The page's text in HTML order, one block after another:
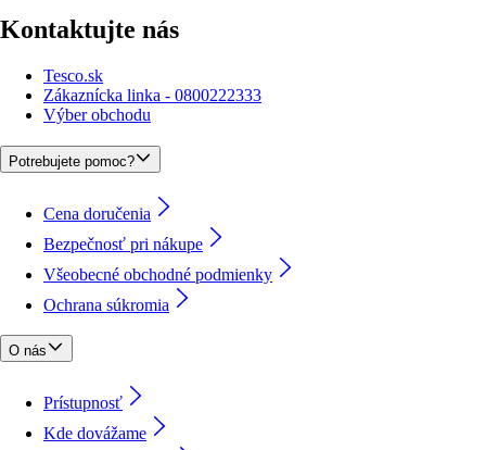
Kontaktujte nás
Tesco.sk
Zákaznícka linka - 0800222333
Výber obchodu
Potrebujete pomoc?
Cena doručenia
Bezpečnosť pri nákupe
Všeobecné obchodné podmienky
Ochrana súkromia
O nás
Prístupnosť
Kde dovážame